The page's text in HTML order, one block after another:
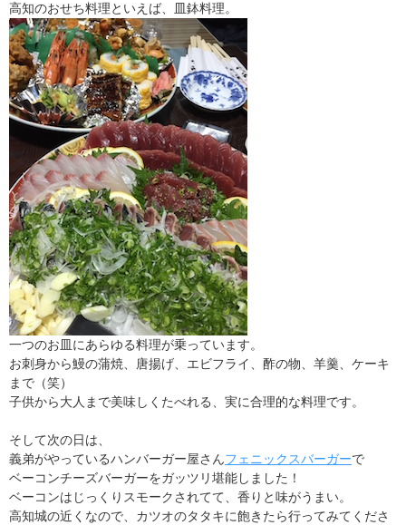
高知のおせち料理といえば、皿鉢料理。
一つのお皿にあらゆる料理が乗っています。
お刺身から鰻の蒲焼、唐揚げ、エビフライ、酢の物、羊羹、ケーキ
まで（笑）
子供から大人まで美味しくたべれる、実に合理的な料理です。
そして次の日は、
義弟がやっているハンバーガー屋さんフェニックスバーガーで
ベーコンチーズバーガーをガッツリ堪能しました！
ベーコンはじっくりスモークされてて、香りと味がうまい。
高知城の近くなので、カツオのタタキに飽きたら行ってみてくださ